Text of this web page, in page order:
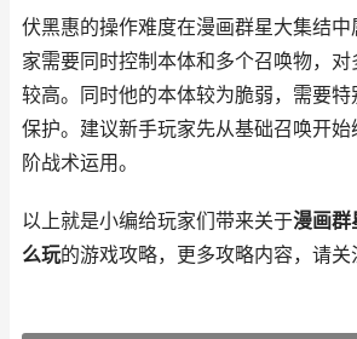
伏黑惠的操作难度在漫画群星大集结
家需要同时控制本体和多个召唤物，
较高。同时他的本体较为脆弱，需要
保护。建议新手玩家先从基础召唤开
阶战术运用。
以上就是小编给玩家们带来关于漫画群
么玩的游戏攻略，更多攻略内容，请关